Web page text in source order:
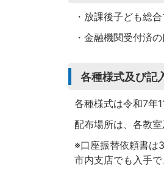
・放課後子ども総
・金融機関受付済
各種様式及び記
各種様式は令和7年
配布場所は、各教室
※口座振替依頼書は
市内支店でも入手で